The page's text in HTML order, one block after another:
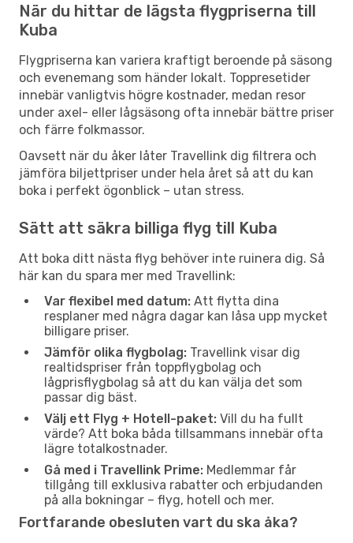
När du hittar de lägsta flygpriserna till
Kuba
Flygpriserna kan variera kraftigt beroende på säsong
och evenemang som händer lokalt. Toppresetider
innebär vanligtvis högre kostnader, medan resor
under axel- eller lågsäsong ofta innebär bättre priser
och färre folkmassor.
Oavsett när du åker låter Travellink dig filtrera och
jämföra biljettpriser under hela året så att du kan
boka i perfekt ögonblick – utan stress.
Sätt att säkra billiga flyg till Kuba
Att boka ditt nästa flyg behöver inte ruinera dig. Så
här kan du spara mer med Travellink:
Var flexibel med datum: Att flytta dina
resplaner med några dagar kan låsa upp mycket
billigare priser.
Jämför olika flygbolag: Travellink visar dig
realtidspriser från toppflygbolag och
lågprisflygbolag så att du kan välja det som
passar dig bäst.
Välj ett Flyg + Hotell-paket: Vill du ha fullt
värde? Att boka båda tillsammans innebär ofta
lägre totalkostnader.
Gå med i Travellink Prime: Medlemmar får
tillgång till exklusiva rabatter och erbjudanden
på alla bokningar – flyg, hotell och mer.
Fortfarande obesluten vart du ska åka?